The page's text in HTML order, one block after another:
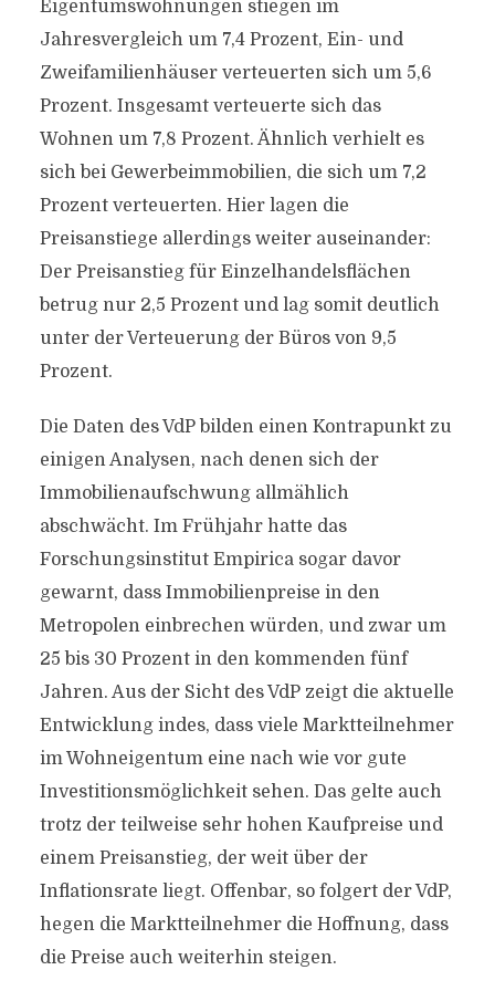
Eigentumswohnungen stiegen im
Jahresvergleich um 7,4 Prozent, Ein- und
Zweifamilienhäuser verteuerten sich um 5,6
Prozent. Insgesamt verteuerte sich das
Wohnen um 7,8 Prozent. Ähnlich verhielt es
sich bei Gewerbeimmobilien, die sich um 7,2
Prozent verteuerten. Hier lagen die
Preisanstiege allerdings weiter auseinander:
Der Preisanstieg für Einzelhandelsflächen
betrug nur 2,5 Prozent und lag somit deutlich
unter der Verteuerung der Büros von 9,5
Prozent.
Die Daten des VdP bilden einen Kontrapunkt zu
einigen Analysen, nach denen sich der
Immobilienaufschwung allmählich
abschwächt. Im Frühjahr hatte das
Forschungsinstitut Empirica sogar davor
gewarnt, dass Immobilienpreise in den
Metropolen einbrechen würden, und zwar um
25 bis 30 Prozent in den kommenden fünf
Jahren. Aus der Sicht des VdP zeigt die aktuelle
Entwicklung indes, dass viele Marktteilnehmer
im Wohneigentum eine nach wie vor gute
Investitionsmöglichkeit sehen. Das gelte auch
trotz der teilweise sehr hohen Kaufpreise und
einem Preisanstieg, der weit über der
Inflationsrate liegt. Offenbar, so folgert der VdP,
hegen die Marktteilnehmer die Hoffnung, dass
die Preise auch weiterhin steigen.